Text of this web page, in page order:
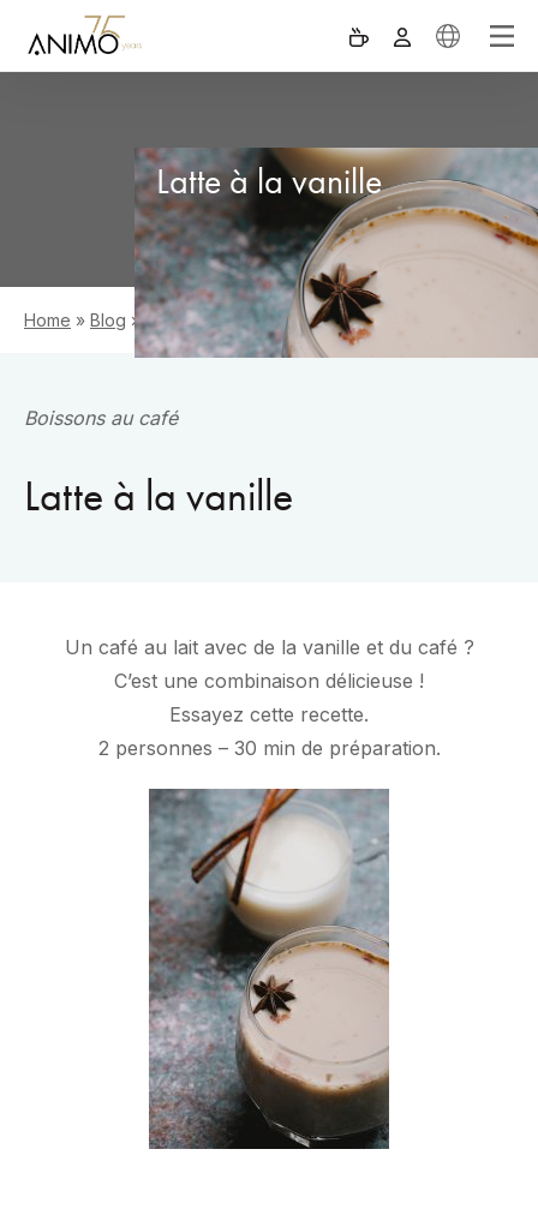
Latte à la vanille
Home » Blog »Latte à la vanille
Boissons au café
Latte à la vanille
Un café au lait avec de la vanille et du café ?
C’est une combinaison délicieuse !
Essayez cette recette.
2 personnes – 30 min de préparation.